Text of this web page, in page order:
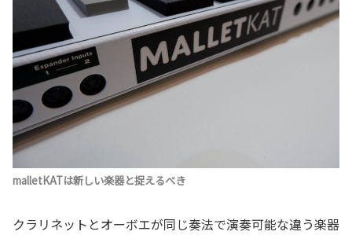
malletKATは新しい楽器と捉えるべき
クラリネットとオーボエが同じ奏法で演奏可能な違う楽器